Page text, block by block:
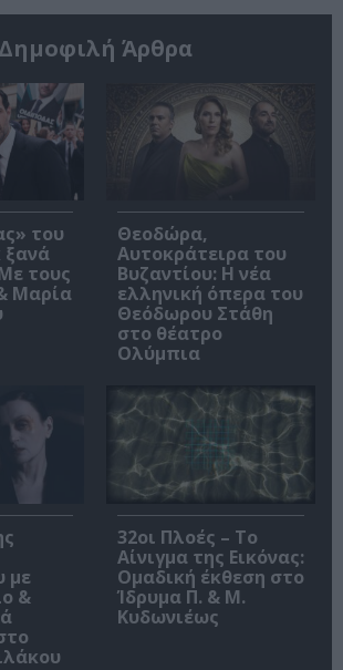
Δημοφιλή Άρθρα
του
ξανά
τους
Μαρία
Θεοδώρα,
Αυτοκράτειρα του
Βυζαντίου: Η νέα
ελληνική όπερα του
Θεόδωρου Στάθη
στο θέατρο
Ολύμπια
με
&
32οι Πλοές – Το
Αίνιγμα της Εικόνας:
Ομαδική έκθεση στο
Ίδρυμα Π. & Μ.
Κυδωνιέως